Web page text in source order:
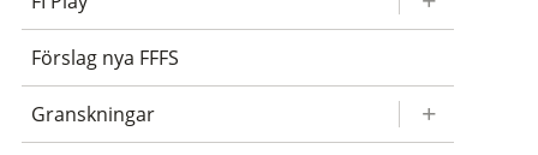
Förslag nya FFFS
Granskningar